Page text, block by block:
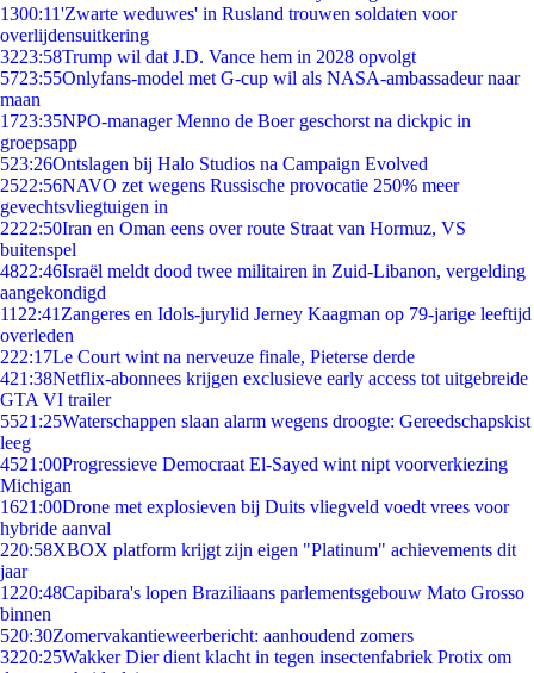
1300:11'Zwarte weduwes' in Rusland trouwen soldaten voor
overlijdensuitkering
3223:58Trump wil dat J.D. Vance hem in 2028 opvolgt
5723:55Onlyfans-model met G-cup wil als NASA-ambassadeur naar
maan
1723:35NPO-manager Menno de Boer geschorst na dickpic in
groepsapp
523:26Ontslagen bij Halo Studios na Campaign Evolved
2522:56NAVO zet wegens Russische provocatie 250% meer
gevechtsvliegtuigen in
2222:50Iran en Oman eens over route Straat van Hormuz, VS
buitenspel
4822:46Israël meldt dood twee militairen in Zuid-Libanon, vergelding
aangekondigd
11 22:41 Zangeres en Idols-jurylid Jerney Kaagman op 79-jarige leeftijd
overleden
222:17Le Court wint na nerveuze finale, Pieterse derde
421:38Netflix-abonnees krijgen exclusieve early access tot uitgebreide
GTA VI trailer
5521:25Waterschappen slaan alarm wegens droogte: Gereedschapskist
leeg
4521:00Progressieve Democraat El-Sayed wint nipt voorverkiezing
Michigan
1621:00Drone met explosieven bij Duits vliegveld voedt vrees voor
hybride aanval
220:58XBOX platform krijgt zijn eigen "Platinum" achievements dit
jaar
1220:48Capibara's lopen Braziliaans parlementsgebouw Mato Grosso
binnen
520:30Zomervakantieweerbericht: aanhoudend zomers
3220:25Wakker Dier dient klacht in tegen insectenfabriek Protix om